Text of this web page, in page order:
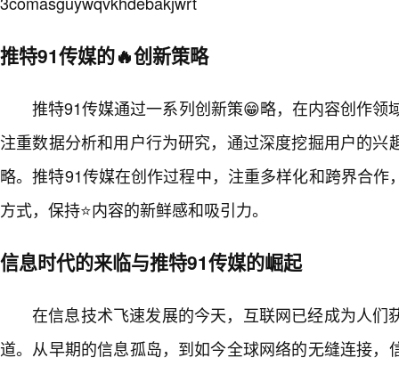
推特91传媒的🔥创新策略
推特91传媒通过一系列创新策😁略，在内容创作领
注重数据分析和用户行为研究，通过深度挖掘用户的兴
略。推特91传媒在创作过程中，注重多样化和跨界合
方式，保持⭐内容的新鲜感和吸引力。
信息时代的来临与推特91传媒的崛起
在信息技术飞速发展的今天，互联网已经成为人们
道。从早期的信息孤岛，到如今全球网络的无缝连接，